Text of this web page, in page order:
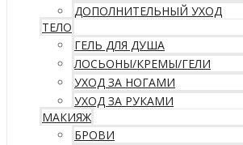
ДОПОЛНИТЕЛЬНЫЙ УХОД
ТЕЛО
ГЕЛЬ ДЛЯ ДУША
ЛОСЬОНЫ/КРЕМЫ/ГЕЛИ
УХОД ЗА НОГАМИ
УХОД ЗА РУКАМИ
МАКИЯЖ
БРОВИ